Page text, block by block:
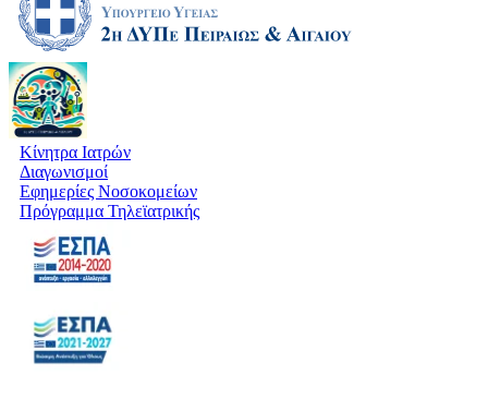
Κίνητρα Ιατρών
Διαγωνισμοί
Εφημερίες Νοσοκομείων
Πρόγραμμα Τηλεϊατρικής